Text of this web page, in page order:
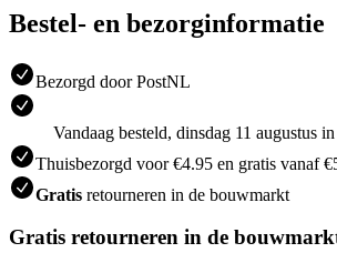
Bestel- en bezorginformatie
Bezorgd door PostNL
Vandaag besteld, dinsdag 11 augustus
Thuisbezorgd voor €4.95 en gratis vanaf
Gratis retourneren in de bouwmarkt
Gratis retourneren in de